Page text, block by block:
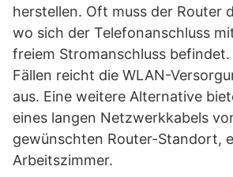
herstellen. Oft muss der Router
wo sich der Telefonanschluss
freiem Stromanschluss
Fällen reicht die WLAN-
aus. Eine weitere Alternative
eines langen Netzwerkkabels
gewünschten Router-Standort,
Arbeitszimmer.